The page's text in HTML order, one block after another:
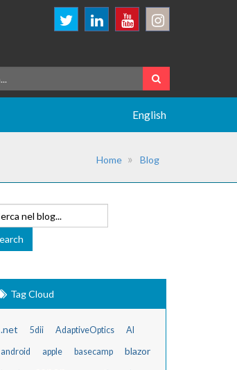
English
Home Blog
Tag Cloud
.net 5dii AdaptiveOptics AI
android apple basecamp blazor